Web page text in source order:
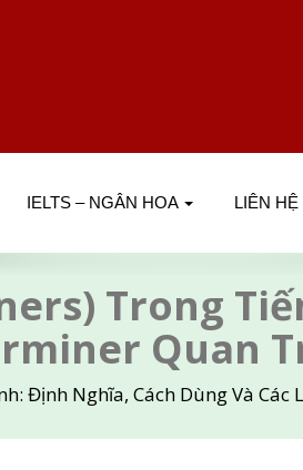
IELTS – NGÂN HOA LIÊN HỆ
Trong
Quan
Định Nghĩa, Cách Dùng Và